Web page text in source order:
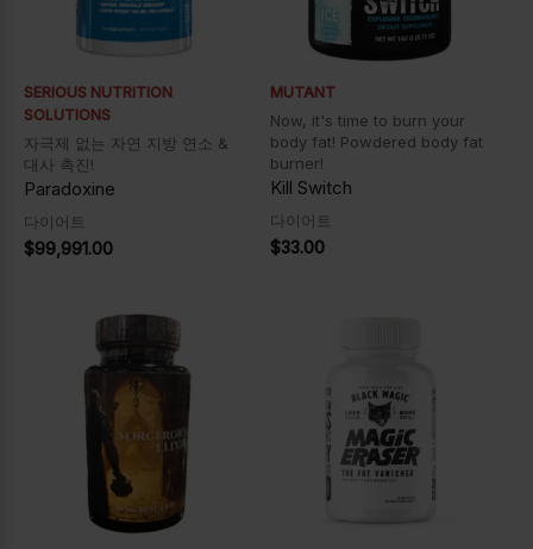
SERIOUS NUTRITION
SOLUTIONS
자극제 없는 자연 지방 연소 &
대사 촉진!
Paradoxine
다이어트
$99,991.00
MUTANT
Now, it's time to burn your
body fat! Powdered body fat
burner!
Kill Switch
다이어트
$33.00